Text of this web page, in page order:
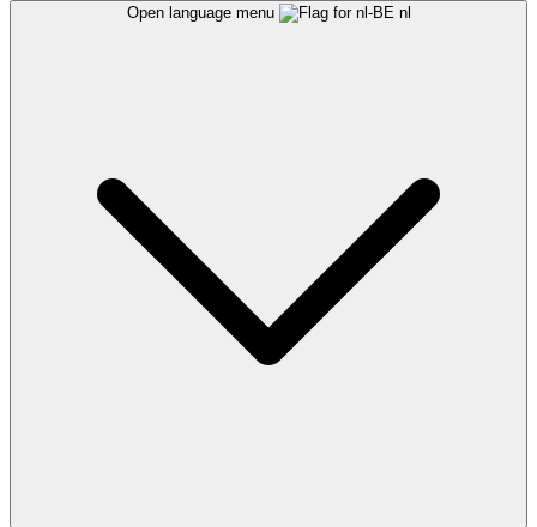
Open language menu nl